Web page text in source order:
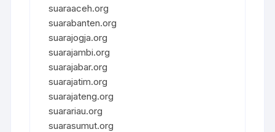
suaraaceh.org
suarabanten.org
suarajogja.org
suarajambi.org
suarajabar.org
suarajatim.org
suarajateng.org
suarariau.org
suarasumut.org